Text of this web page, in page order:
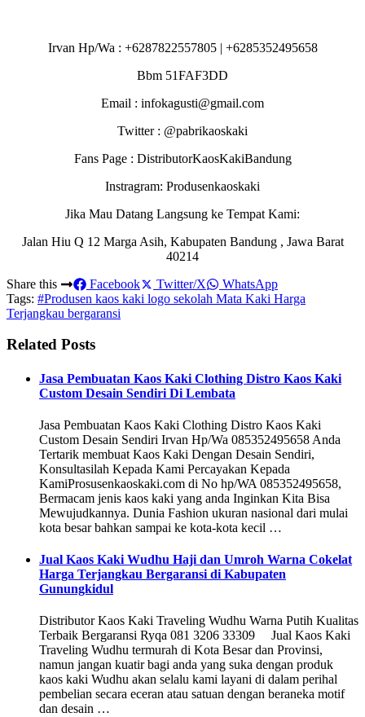
Irvan Hp/Wa : +6287822557805 | +6285352495658
Bbm 51FAF3DD
Email : infokagusti@gmail.com
Twitter : @pabrikaoskaki
Fans Page : DistributorKaosKakiBandung
Instragram: Produsenkaoskaki
Jika Mau Datang Langsung ke Tempat Kami:
Jalan Hiu Q 12 Marga Asih, Kabupaten Bandung , Jawa Barat
40214
Share this
Facebook Twitter/X
WhatsApp
Tags: #Produsen kaos kaki logo sekolah Mata Kaki Harga
Terjangkau bergaransi
Related Posts
Jasa Pembuatan Kaos Kaki Clothing Distro Kaos Kaki
Custom Desain Sendiri Di Lembata
Jasa Pembuatan Kaos Kaki Clothing Distro Kaos Kaki
Custom Desain Sendiri Irvan Hp/Wa 085352495658 Anda
Tertarik membuat Kaos Kaki Dengan Desain Sendiri,
Konsultasilah Kepada Kami Percayakan Kepada
KamiProsusenkaoskaki.com di No hp/WA 085352495658,
Bermacam jenis kaos kaki yang anda Inginkan Kita Bisa
Mewujudkannya. Dunia Fashion ukuran nasional dari mulai
kota besar bahkan sampai ke kota-kota kecil …
Jual Kaos Kaki Wudhu Haji dan Umroh Warna Cokelat
Harga Terjangkau Bergaransi di Kabupaten
Gunungkidul
Distributor Kaos Kaki Traveling Wudhu Warna Putih Kualitas
Terbaik Bergaransi Ryqa 081 3206 33309 Jual Kaos Kaki
Traveling Wudhu termurah di Kota Besar dan Provinsi,
namun jangan kuatir bagi anda yang suka dengan produk
kaos kaki Wudhu akan selalu kami layani di dalam perihal
pembelian secara eceran atau satuan dengan beraneka motif
dan desain …